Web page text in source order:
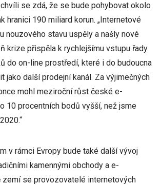
se zdá, že se bude pohybovat okolo
hranici 190 miliard korun. „Internetové
nouzového stavu uspěly a našly nové
krize přispěla k rychlejšímu vstupu řady
do on-line prostředí, které i do budoucna
jako další prodejní kanál. Za výjimečných
mohl meziroční růst české e-
10 procentních bodů vyšší, než jsme
v rámci Evropy bude také další vývoj
kamennými obchody a e-
zemí se provozovatelé internetových